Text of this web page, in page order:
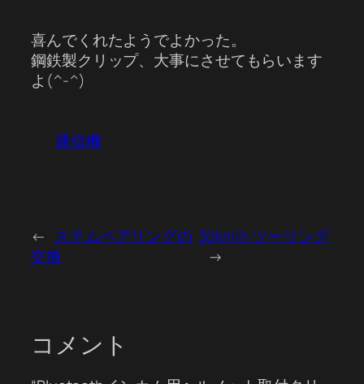
喜んでくれたようでよかった。
鋼鉄製クリップ、大事にさせてもらいます
よ(^-^)
通信機
← ステムベアリングの
交換
30km/h ツーリング
→
コメント